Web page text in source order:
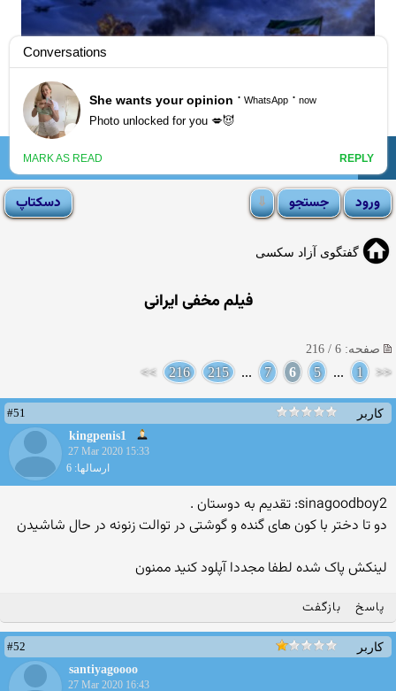
انجمن لوتی ☰
گفتگوی آزاد سکسی
فیلم مخفی ایرانی
صفحه: 6 / 216
<<
1
...
5
6
7
...
215
216
>>
کاربر
#51
kingpenis1
27 Mar 2020 15:33
ارسالها: 6
sinagoodboy2: تقدیم به دوستان .
دو تا دختر با کون های گنده و گوشتی در توالت زنونه در حال شاشیدن
لینکش پاک شده لطفا مجددا آپلود کنید ممنون
پاسخ بازگفت
کاربر
#52
santiyagoooo
27 Mar 2020 16:43